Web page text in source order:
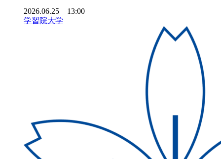
2026.06.25 13:00
学習院大学